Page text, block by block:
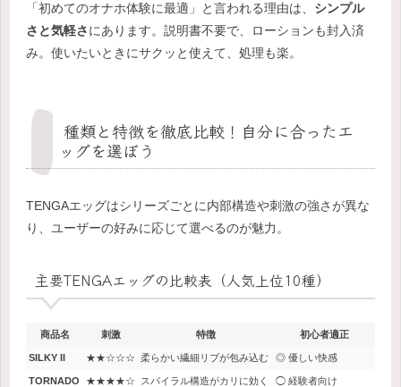
「初めてのオナホ体験に最適」と言われる理由は、 シンプル
さと気軽さにあります。説明書不要で、ローションも封入済
み。使いたいときにサクッと使えて、処理も楽。
種類と特徴を徹底比較！自分に合ったエ
ッグを選ぼう
TENGAエッグはシリーズごとに内部構造や刺激の強さが異な
り、ユーザーの好みに応じて選べるのが魅力。
主要TENGAエッグの比較表（人気上位10種）
商品名 刺激 特徴 初心者適正
SILKY II ★★☆☆☆ 柔らかい繊細リブが包み込む ◎ 優しい快感
TORNADO ★★★★☆ スパイラル構造がカリに効く ◯ 経験者向け